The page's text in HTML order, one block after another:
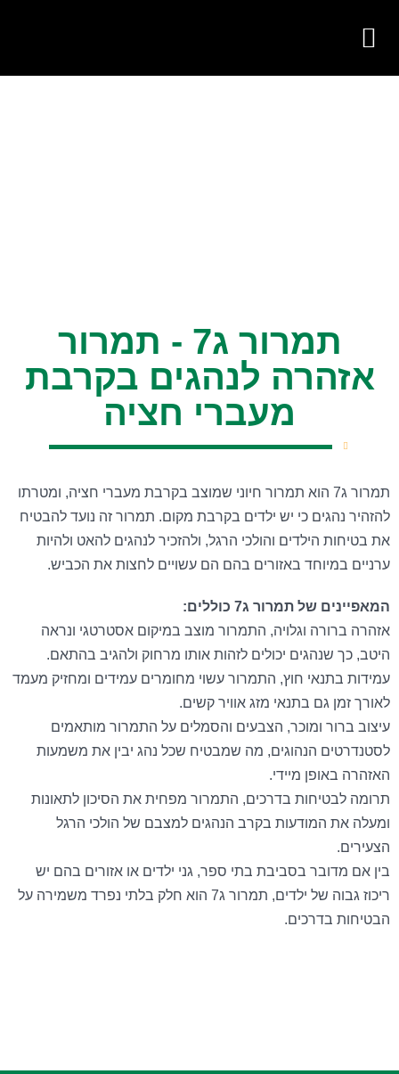
תמרור ג7 - תמרור
אזהרה לנהגים בקרבת
מעברי חציה
תמרור ג7 הוא תמרור חיוני שמוצב בקרבת מעברי חציה, ומטרתו
להזהיר נהגים כי יש ילדים בקרבת מקום. תמרור זה נועד להבטיח
את בטיחות הילדים והולכי הרגל, ולהזכיר לנהגים להאט ולהיות
ערניים במיוחד באזורים בהם הם עשויים לחצות את הכביש.
המאפיינים של תמרור ג7 כוללים:
אזהרה ברורה וגלויה, התמרור מוצב במיקום אסטרטגי ונראה
היטב, כך שנהגים יכולים לזהות אותו מרחוק ולהגיב בהתאם.
עמידות בתנאי חוץ, התמרור עשוי מחומרים עמידים ומחזיק מעמד
לאורך זמן גם בתנאי מזג אוויר קשים.
עיצוב ברור ומוכר, הצבעים והסמלים על התמרור מותאמים
לסטנדרטים הנהוגים, מה שמבטיח שכל נהג יבין את משמעות
האזהרה באופן מיידי.
תרומה לבטיחות בדרכים, התמרור מפחית את הסיכון לתאונות
ומעלה את המודעות בקרב הנהגים למצבם של הולכי הרגל
הצעירים.
בין אם מדובר בסביבת בתי ספר, גני ילדים או אזורים בהם יש
ריכוז גבוה של ילדים, תמרור ג7 הוא חלק בלתי נפרד משמירה על
הבטיחות בדרכים.